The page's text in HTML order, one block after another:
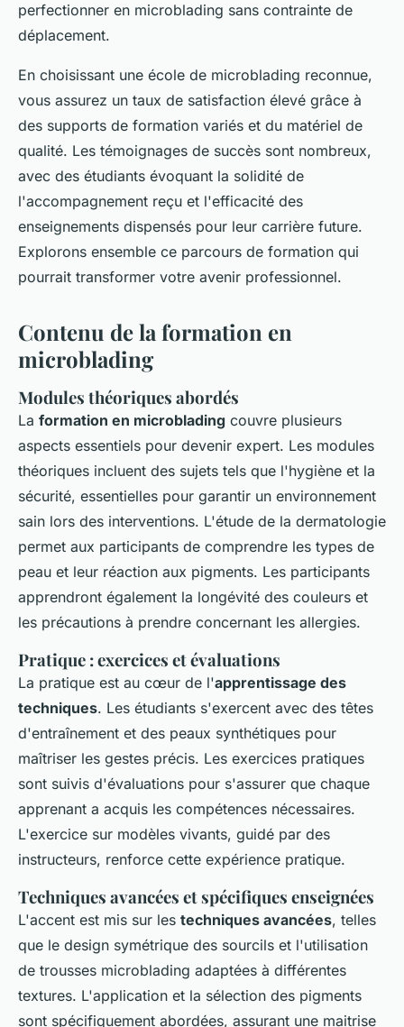
perfectionner en microblading sans contrainte de
déplacement.
En choisissant une école de microblading reconnue,
vous assurez un taux de satisfaction élevé grâce à
des supports de formation variés et du matériel de
qualité. Les témoignages de succès sont nombreux,
avec des étudiants évoquant la solidité de
l'accompagnement reçu et l'efficacité des
enseignements dispensés pour leur carrière future.
Explorons ensemble ce parcours de formation qui
pourrait transformer votre avenir professionnel.
Contenu de la formation en
microblading
Modules théoriques abordés
La formation en microblading couvre plusieurs
aspects essentiels pour devenir expert. Les modules
théoriques incluent des sujets tels que l'hygiène et la
sécurité, essentielles pour garantir un environnement
sain lors des interventions. L'étude de la dermatologie
permet aux participants de comprendre les types de
peau et leur réaction aux pigments. Les participants
apprendront également la longévité des couleurs et
les précautions à prendre concernant les allergies.
Pratique : exercices et évaluations
La pratique est au cœur de l'apprentissage des
techniques. Les étudiants s'exercent avec des têtes
d'entraînement et des peaux synthétiques pour
maîtriser les gestes précis. Les exercices pratiques
sont suivis d'évaluations pour s'assurer que chaque
apprenant a acquis les compétences nécessaires.
L'exercice sur modèles vivants, guidé par des
instructeurs, renforce cette expérience pratique.
Techniques avancées et spécifiques enseignées
L'accent est mis sur les techniques avancées, telles
que le design symétrique des sourcils et l'utilisation
de trousses microblading adaptées à différentes
textures. L'application et la sélection des pigments
sont spécifiquement abordées, assurant une maitrise